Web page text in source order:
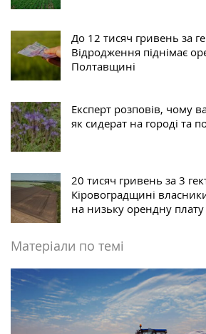
До 12 тисяч гривень за
Відродження піднімає
Полтавщині
Експерт розповів, чому
як сидерат на городі та
20 тисяч гривень за 3
Кіровоградщині
на низьку орендну
Матеріали по темі